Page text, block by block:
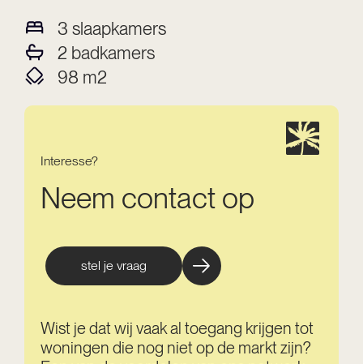
3 slaapkamers
2 badkamers
98 m2
Interesse?
Neem contact op
stel je vraag
Wist je dat wij vaak al toegang krijgen tot
woningen die nog niet op de markt zijn?